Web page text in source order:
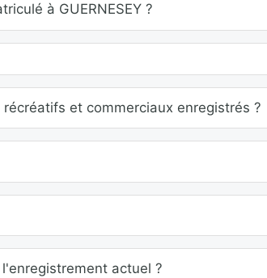
à GUERNESEY ?
et commerciaux enregistrés ?
actuel ?